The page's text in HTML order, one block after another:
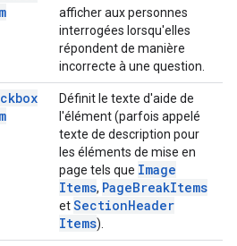
afficher aux personnes
interrogées lorsqu'elles
répondent de manière
incorrecte à une question.
Définit le texte d'aide de
l'élément (parfois appelé
texte de description pour
les éléments de mise en
page tels que Image
Items, PageBreakItems
etSectionHeader
Items).